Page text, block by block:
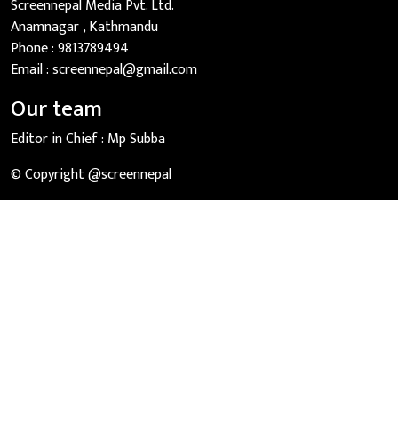
Screennepal Media Pvt. Ltd.
Anamnagar , Kathmandu
Phone :9813789494
Email :screennepal@gmail.com
Our team
Editor in Chief : Mp Subba
© Copyright @screennepal